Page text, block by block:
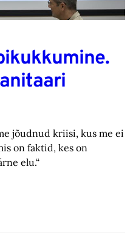
jõudnud kriisi, kus me ei
on faktid, kes on
elu.“